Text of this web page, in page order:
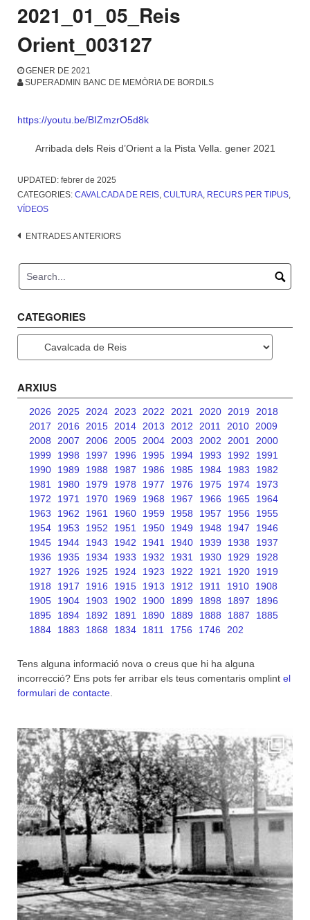
2021_01_05_Reis
Orient_003127
GENER DE 2021
SUPERADMIN BANC DE MEMÒRIA DE BORDILS
https://youtu.be/BIZmzrO5d8k
Arribada dels Reis d’Orient a la Pista Vella. gener 2021
UPDATED: febrer de 2025
CATEGORIES: CAVALCADA DE REIS CULTURA RECURS PER TIPUS
VÍDEOS
Navegació
ENTRADES ANTERIORS
CATEGORIES
ARXIUS
2026 2025 2024 2023 2022 2021 2020 2019
2018
2017
2016 2015 2014 2013 2012 2011 2010
2009
2008
2007 2006 2005 2004 2003 2002 2001
2000
1999
1998 1997 1996 1995 1994 1993 1992
1991
1990
1989 1988 1987 1986 1985 1984 1983
1982
1981
1980 1979 1978 1977 1976 1975 1974
1973
1972
1971 1970 1969 1968 1967 1966 1965
1964
1963
1962 1961 1960 1959 1958 1957 1956
1955
1954
1953 1952 1951 1950 1949 1948 1947
1946
1945
1944 1943 1942 1941 1940 1939 1938
1937
1936
1935 1934 1933 1932 1931 1930 1929
1928
1927
1926 1925 1924 1923 1922 1921 1920
1919
1918
1917 1916 1915 1913 1912 1911 1910
1908
1905
1904 1903 1902 1900 1899 1898 1897
1896
1895
1894 1892 1891 1890 1889 1888 1887
1885
1884
1883 1868 1834 1811 1756 1746 202
Tens alguna informació nova o creus que hi ha alguna
incorrecció? Ens pots fer arribar els teus comentaris omplint el
formulari de contacte